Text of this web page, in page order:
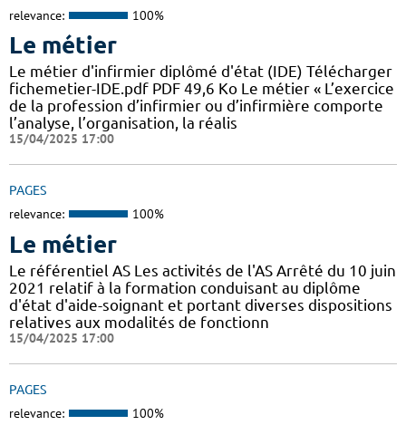
relevance: 100%
Le métier
Le métier d'infirmier diplômé d'état (IDE) Télécharger
fichemetier-IDE.pdf PDF 49,6 Ko Le métier « L’exercice
de la profession d’infirmier ou d’infirmière comporte
l’analyse, l’organisation, la réalis
15/04/2025 17:00
PAGES
relevance: 100%
Le métier
Le référentiel AS Les activités de l'AS Arrêté du 10 juin
2021 relatif à la formation conduisant au diplôme
d'état d'aide-soignant et portant diverses dispositions
relatives aux modalités de fonctionn
15/04/2025 17:00
PAGES
relevance: 100%